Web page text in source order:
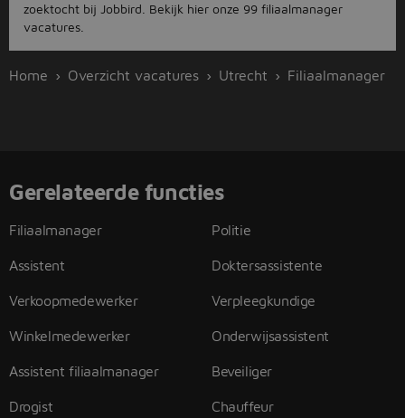
zoektocht bij Jobbird. Bekijk hier onze 99 filiaalmanager
vacatures.
Home Overzicht vacatures Utrecht Filiaalmanager
Gerelateerde functies
Filiaalmanager
Assistent
Verkoopmedewerker
Winkelmedewerker
Assistent filiaalmanager
Drogist
Politie
Doktersassistente
Verpleegkundige
Onderwijsassistent
Beveiliger
Chauffeur